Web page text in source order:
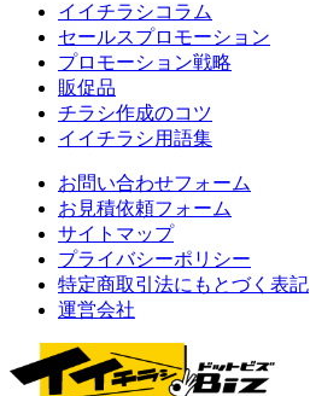
イイチラシコラム
セールスプロモーション
プロモーション戦略
販促品
チラシ作成のコツ
イイチラシ用語集
お問い合わせフォーム
お見積依頼フォーム
サイトマップ
プライバシーポリシー
特定商取引法にもとづく表記
運営会社